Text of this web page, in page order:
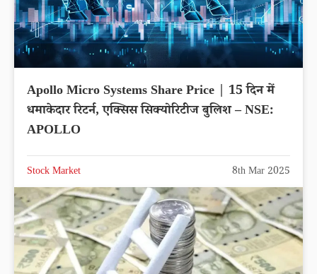
Apollo Micro Systems Share Price | 15 दिन में
धमाकेदार रिटर्न, एक्सिस सिक्योरिटीज बुलिश – NSE:
APOLLO
Stock Market 8th Mar 2025